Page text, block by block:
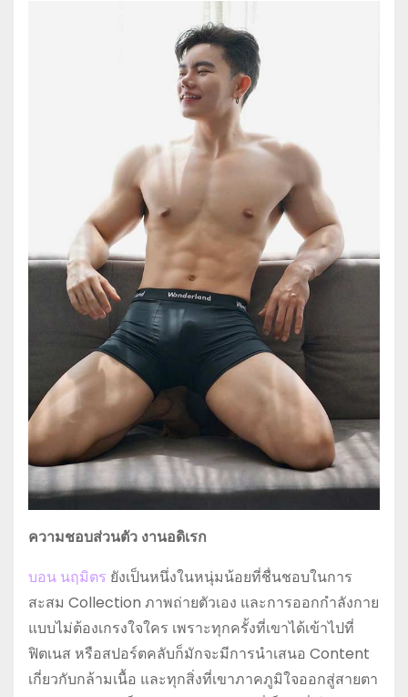
ความชอบส่วนตัว งานอดิเรก
บอน นฤมิตร ยังเป็นหนึ่งในหนุ่มน้อยที่ชื่นชอบในการ
สะสม Collection ภาพถ่ายตัวเอง และการออกกำลังกาย
แบบไม่ต้องเกรงใจใคร เพราะทุกครั้งที่เขาได้เข้าไปที่
ฟิตเนส หรือสปอร์ตคลับก็มักจะมีการนำเสนอ Content
เกี่ยวกับกล้ามเนื้อ และทุกสิ่งที่เขาภาคภูมิใจออกสู่สายตา